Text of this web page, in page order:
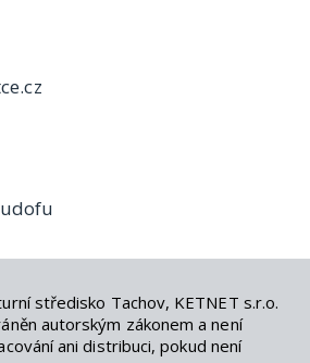
středisko Tachov, KETNET s.r.o.
autorským zákonem a není
ani distribuci, pokud není